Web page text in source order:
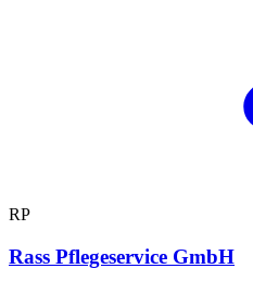
RP
Rass Pflegeservice GmbH